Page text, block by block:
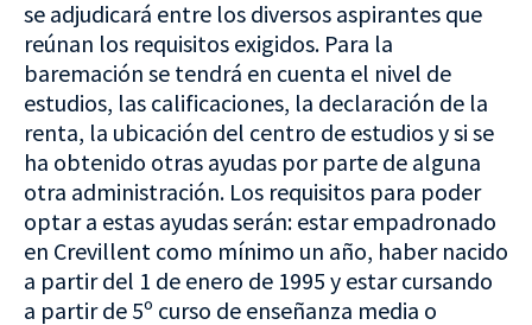
se adjudicará entre los diversos aspirantes que
reúnan los requisitos exigidos. Para la
baremación se tendrá en cuenta el nivel de
estudios, las calificaciones, la declaración de la
renta, la ubicación del centro de estudios y si se
ha obtenido otras ayudas por parte de alguna
otra administración. Los requisitos para poder
optar a estas ayudas serán: estar empadronado
en Crevillent como mínimo un año, haber nacido
a partir del 1 de enero de 1995 y estar cursando
a partir de 5º curso de enseñanza media o